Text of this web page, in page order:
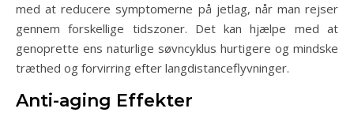
med at reducere symptomerne på jetlag, når man rejser
gennem forskellige tidszoner. Det kan hjælpe med at
genoprette ens naturlige søvncyklus hurtigere og mindske
træthed og forvirring efter langdistanceflyvninger.
Anti-aging Effekter